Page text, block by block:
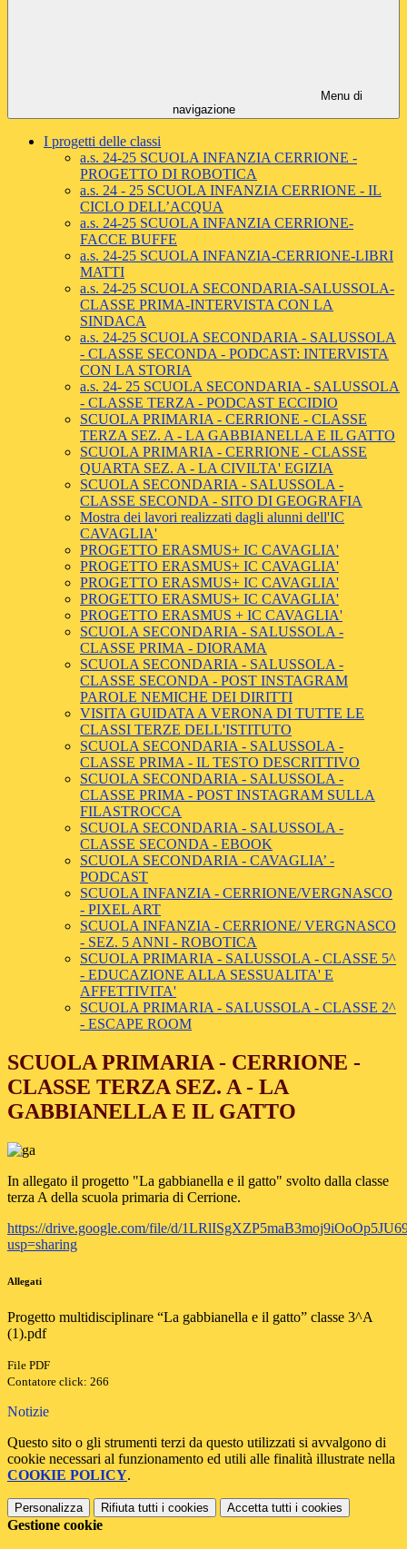
Menu di
navigazione
I progetti delle classi
a.s. 24-25 SCUOLA INFANZIA CERRIONE -
PROGETTO DI ROBOTICA
a.s. 24 - 25 SCUOLA INFANZIA CERRIONE - IL
CICLO DELL’ACQUA
a.s. 24-25 SCUOLA INFANZIA CERRIONE-
FACCE BUFFE
a.s. 24-25 SCUOLA INFANZIA-CERRIONE-LIBRI
MATTI
a.s. 24-25 SCUOLA SECONDARIA-SALUSSOLA-
CLASSE PRIMA-INTERVISTA CON LA
SINDACA
a.s. 24-25 SCUOLA SECONDARIA - SALUSSOLA
- CLASSE SECONDA - PODCAST: INTERVISTA
CON LA STORIA
a.s. 24- 25 SCUOLA SECONDARIA - SALUSSOLA
- CLASSE TERZA - PODCAST ECCIDIO
SCUOLA PRIMARIA - CERRIONE - CLASSE
TERZA SEZ. A - LA GABBIANELLA E IL GATTO
SCUOLA PRIMARIA - CERRIONE - CLASSE
QUARTA SEZ. A - LA CIVILTA' EGIZIA
SCUOLA SECONDARIA - SALUSSOLA -
CLASSE SECONDA - SITO DI GEOGRAFIA
Mostra dei lavori realizzati dagli alunni dell'IC
CAVAGLIA'
PROGETTO ERASMUS+ IC CAVAGLIA'
PROGETTO ERASMUS+ IC CAVAGLIA'
PROGETTO ERASMUS+ IC CAVAGLIA'
PROGETTO ERASMUS+ IC CAVAGLIA'
PROGETTO ERASMUS + IC CAVAGLIA'
SCUOLA SECONDARIA - SALUSSOLA -
CLASSE PRIMA - DIORAMA
SCUOLA SECONDARIA - SALUSSOLA -
CLASSE SECONDA - POST INSTAGRAM
PAROLE NEMICHE DEI DIRITTI
VISITA GUIDATA A VERONA DI TUTTE LE
CLASSI TERZE DELL'ISTITUTO
SCUOLA SECONDARIA - SALUSSOLA -
CLASSE PRIMA - IL TESTO DESCRITTIVO
SCUOLA SECONDARIA - SALUSSOLA -
CLASSE PRIMA - POST INSTAGRAM SULLA
FILASTROCCA
SCUOLA SECONDARIA - SALUSSOLA -
CLASSE SECONDA - EBOOK
SCUOLA SECONDARIA - CAVAGLIA’ -
PODCAST
SCUOLA INFANZIA - CERRIONE/VERGNASCO
- PIXEL ART
SCUOLA INFANZIA - CERRIONE/ VERGNASCO
- SEZ. 5 ANNI - ROBOTICA
SCUOLA PRIMARIA - SALUSSOLA - CLASSE 5^
- EDUCAZIONE ALLA SESSUALITA' E
AFFETTIVITA'
SCUOLA PRIMARIA - SALUSSOLA - CLASSE 2^
- ESCAPE ROOM
SCUOLA PRIMARIA - CERRIONE -
CLASSE TERZA SEZ. A - LA
GABBIANELLA E IL GATTO
In allegato il progetto "La gabbianella e il gatto" svolto dalla classe
terza A della scuola primaria di Cerrione.
https://drive.google.com/file/d/
usp=sharing
Allegati
Progetto multidisciplinare “La gabbianella e il gatto” classe 3^A
(1).pdf
File PDF
Contatore click: 266
Notizie
Questo sito o gli strumenti terzi da questo utilizzati si avvalgono di
cookie necessari al funzionamento ed utili alle finalità illustrate nella
COOKIE POLICY.
Personalizza Rifiuta tutti i cookies Accetta tutti i cookies
Gestione cookie